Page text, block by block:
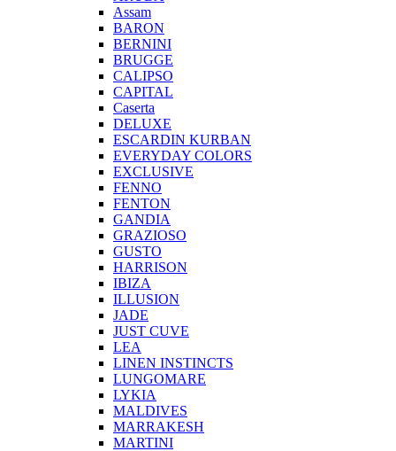
Assam
BARON
BERNINI
BRUGGE
CALIPSO
CAPITAL
Caserta
DELUXE
ESCARDIN KURBAN
EVERYDAY COLORS
EXCLUSIVE
FENNO
FENTON
GANDIA
GRAZIOSO
GUSTO
HARRISON
IBIZA
ILLUSION
JADE
JUST CUVE
LEA
LINEN INSTINCTS
LUNGOMARE
LYKIA
MALDIVES
MARRAKESH
MARTINI